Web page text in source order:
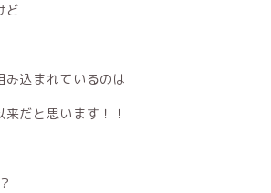
ど
み込まれているのは
だと思います！！